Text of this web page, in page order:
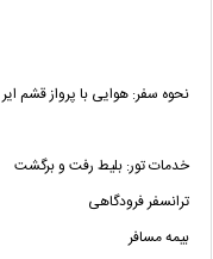
نحوه سفر: هوایی با پرواز قشم ایر
خدمات تور: بلیط رفت و برگشت
ترانسفر فرودگاهی
بیمه مسافر